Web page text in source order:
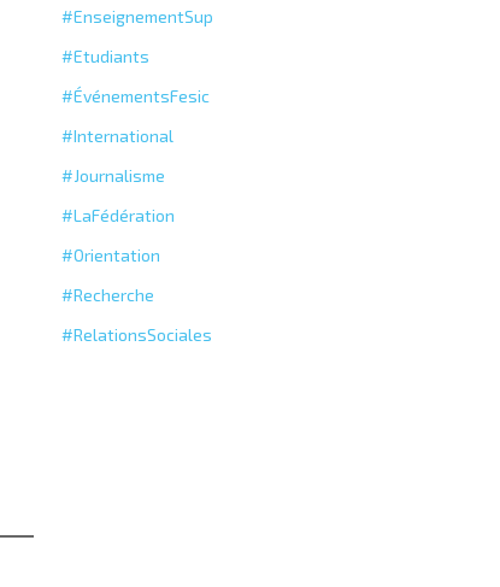
#EnseignementSup
#Etudiants
#ÉvénementsFesic
#International
#Journalisme
#LaFédération
#Orientation
#Recherche
#RelationsSociales